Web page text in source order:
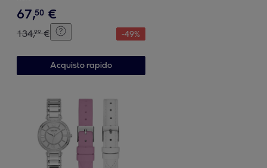
67,50 €
134,99 € -49%
Acquisto rapido